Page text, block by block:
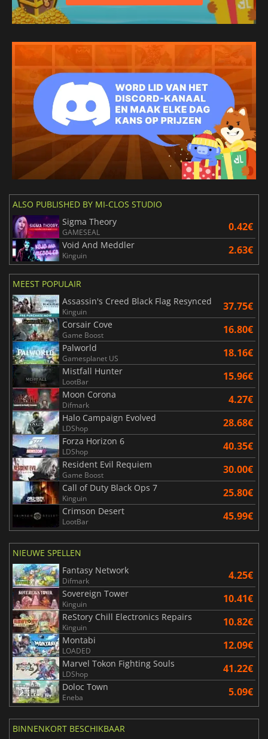
ALSO PUBLISHED BY MI-CLOS STUDIO
Sigma Theory
GAMESEAL 0.42€
Void And Meddler
Kinguin 2.63€
MEEST POPULAIR
Assassin's Creed Black Flag Resynced
Kinguin 37.75€
Corsair Cove
Game Boost 16.80€
Palworld
Gamesplanet US 18.16€
Mistfall Hunter
LootBar 15.96€
Moon Corona
Difmark 4.27€
Halo Campaign Evolved
LDShop 28.68€
Forza Horizon 6
LDShop 40.35€
Resident Evil Requiem
Game Boost 30.00€
Call of Duty Black Ops 7
Kinguin 25.80€
Crimson Desert
LootBar 45.99€
NIEUWE SPELLEN
Fantasy Network
Difmark 4.25€
Sovereign Tower
Kinguin 10.41€
ReStory Chill Electronics Repairs
Kinguin 10.82€
Montabi
LOADED 12.09€
Marvel Tokon Fighting Souls
LDShop 41.22€
Doloc Town
Eneba 5.09€
BINNENKORT BESCHIKBAAR